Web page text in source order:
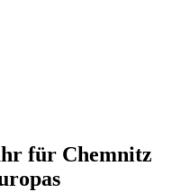
für Chemnitz